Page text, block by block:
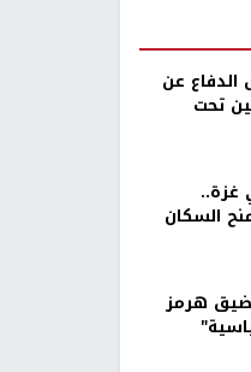
عن
تحت
غزة..
السكان
هرمز